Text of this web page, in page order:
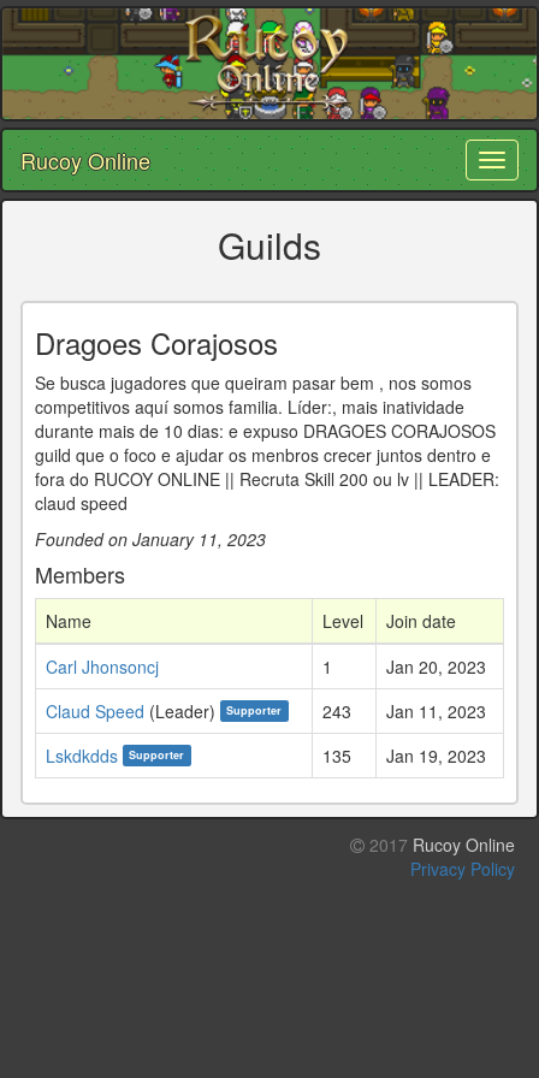
Rucoy Online
Guilds
Dragoes Corajosos
Se busca jugadores que queiram pasar bem , nos somos
competitivos aquí somos familia. Líder:, mais inatividade
durante mais de 10 dias: e expuso DRAGOES CORAJOSOS
guild que o foco e ajudar os menbros crecer juntos dentro e
fora do RUCOY ONLINE || Recruta Skill 200 ou lv || LEADER:
claud speed
Founded on January 11, 2023
Members
Name Level
Join date
Carl Jhonsoncj
1
Jan 20, 2023
Claud Speed (Leader) Supporter 243
Jan 11, 2023
Lskdkdds
Supporter 135 Jan 19, 2023
2017 Rucoy Online
Privacy Policy